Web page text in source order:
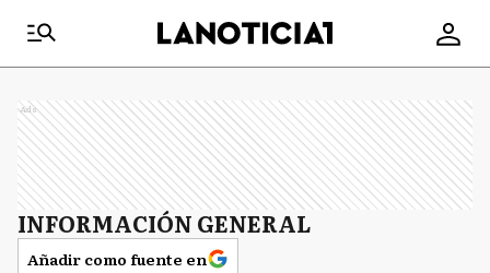
Ads
INFORMACIÓN GENERAL
Añadir como fuente en